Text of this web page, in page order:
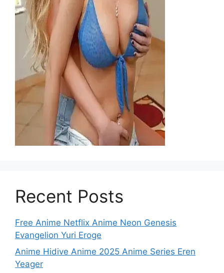
Recent Posts
Free Anime Netflix Anime Neon Genesis
Evangelion Yuri Eroge
Anime Hidive Anime 2025 Anime Series Eren
Yeager